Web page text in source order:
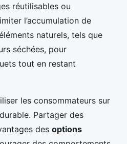
réutilisables ou
l’accumulation de
naturels, tels que
séchées, pour
tout en restant
les consommateurs sur
Partager des
des options